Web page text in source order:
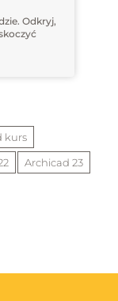
Odkryj,
kurs
Archicad 23